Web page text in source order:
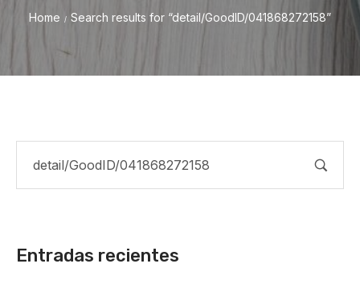
Home / Search results for “detail/GoodID/041868272158”
Entradas recientes